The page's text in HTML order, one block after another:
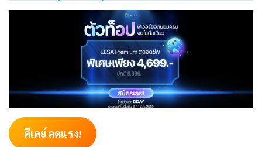
ดีเดย์ ลดแรง!